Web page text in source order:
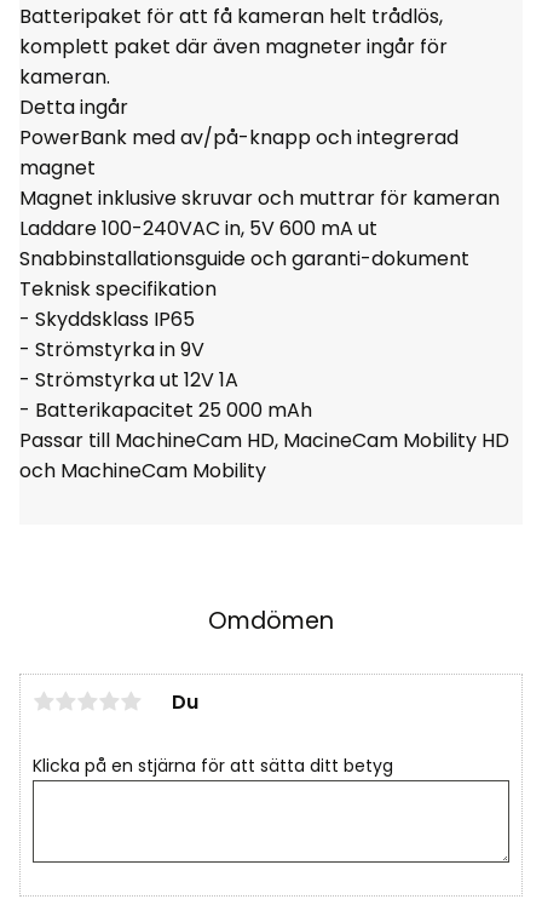
Batteripaket för att få kameran helt trådlös,
komplett paket där även magneter ingår för
kameran.
Detta ingår
PowerBank med av/på-knapp och integrerad
magnet
Magnet inklusive skruvar och muttrar för kameran
Laddare 100-240VAC in, 5V 600 mA ut
Snabbinstallationsguide och garanti-dokument
Teknisk specifikation
- Skyddsklass IP65
- Strömstyrka in 9V
- Strömstyrka ut 12V 1A
- Batterikapacitet 25 000 mAh
Passar till MachineCam HD, MacineCam Mobility HD
och MachineCam Mobility
Omdömen
Du
Klicka på en stjärna för att sätta ditt betyg